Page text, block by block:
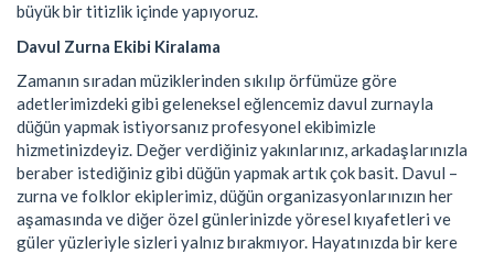
büyük bir titizlik içinde yapıyoruz.
Davul Zurna Ekibi Kiralama
Zamanın sıradan müziklerinden sıkılıp örfümüze göre
adetlerimizdeki gibi geleneksel eğlencemiz davul zurnayla
düğün yapmak istiyorsanız profesyonel ekibimizle
hizmetinizdeyiz. Değer verdiğiniz yakınlarınız, arkadaşlarınızla
beraber istediğiniz gibi düğün yapmak artık çok basit. Davul –
zurna ve folklor ekiplerimiz, düğün organizasyonlarınızın her
aşamasında ve diğer özel günlerinizde yöresel kıyafetleri ve
güler yüzleriyle sizleri yalnız bırakmıyor. Hayatınızda bir kere